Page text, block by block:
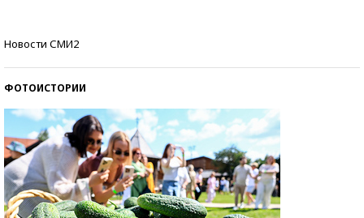
Новости СМИ2
ФОТОИСТОРИИ